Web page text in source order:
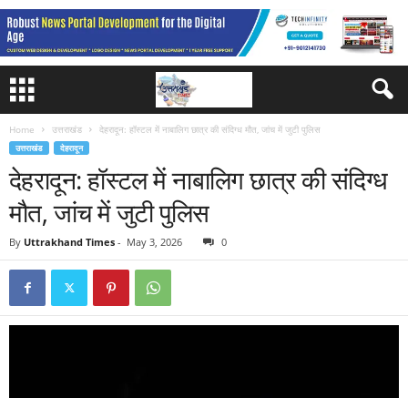
Home उत्तराखंड देहरादून: हॉस्टल में नाबालिग छात्र की संदिग्ध मौत, जांच में जुटी पुलिस
उत्तराखंड देहरादून
देहरादून: हॉस्टल में नाबालिग छात्र की संदिग्ध
मौत, जांच में जुटी पुलिस
By Uttrakhand Times - May 3, 2026 0